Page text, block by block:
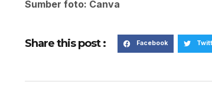
Sumber foto: Canva
Share this post : Facebook